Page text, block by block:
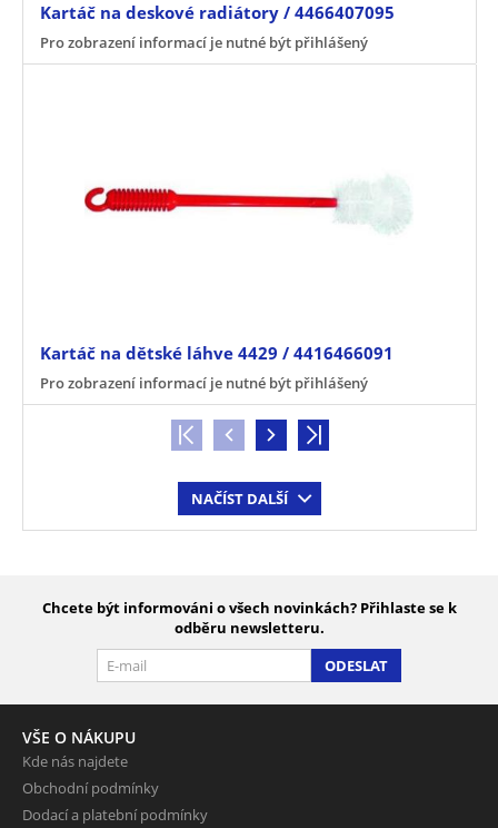
Kartáč na deskové radiátory / 4466407095
Pro zobrazení informací je nutné být přihlášený
Kartáč na dětské láhve 4429 / 4416466091
Pro zobrazení informací je nutné být přihlášený
NAČÍST DALŠÍ
Chcete být informováni o všech novinkách? Přihlaste se k
odběru newsletteru.
ODESLAT
VŠE O NÁKUPU
Kde nás najdete
Obchodní podmínky
Dodací a platební podmínky